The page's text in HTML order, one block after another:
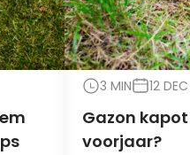
3 MIN 12 DEC
Gazon
voorjaar?